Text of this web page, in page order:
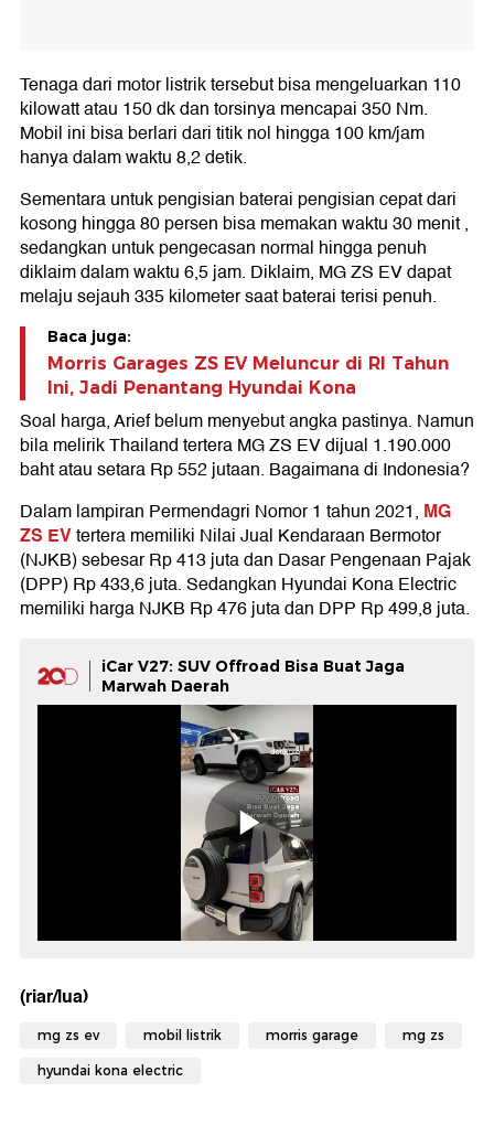
Tenaga dari motor listrik tersebut bisa mengeluarkan 110
kilowatt atau 150 dk dan torsinya mencapai 350 Nm.
Mobil ini bisa berlari dari titik nol hingga 100 km/jam
hanya dalam waktu 8,2 detik.
Sementara untuk pengisian baterai pengisian cepat dari
kosong hingga 80 persen bisa memakan waktu 30 menit ,
sedangkan untuk pengecasan normal hingga penuh
diklaim dalam waktu 6,5 jam. Diklaim, MG ZS EV dapat
melaju sejauh 335 kilometer saat baterai terisi penuh.
Baca juga:
Morris Garages ZS EV Meluncur di RI Tahun
Ini, Jadi Penantang Hyundai Kona
Soal harga, Arief belum menyebut angka pastinya. Namun
bila melirik Thailand tertera MG ZS EV dijual 1.190.000
baht atau setara Rp 552 jutaan. Bagaimana di Indonesia?
Dalam lampiran Permendagri Nomor 1 tahun 2021, MG
ZS EVtertera memiliki Nilai Jual Kendaraan Bermotor
(NJKB) sebesar Rp 413 juta dan Dasar Pengenaan Pajak
(DPP) Rp 433,6 juta. Sedangkan Hyundai Kona Electric
memiliki harga NJKB Rp 476 juta dan DPP Rp 499,8 juta.
iCar V27: SUV Offroad Bisa Buat Jaga
Marwah Daerah
(riar/lua)
mg zs ev mobil listrik morris garage mg zs
hyundai kona electric